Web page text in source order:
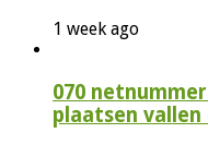
1 week ago
070
plaatsen vallen